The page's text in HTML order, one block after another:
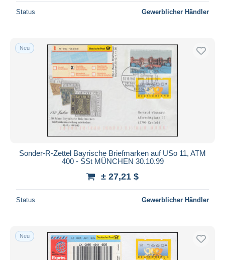
Status Gewerblicher Händler
Neu
Sonder-R-Zettel Bayrische Briefmarken auf USo 11, ATM
400 - SSt MÜNCHEN 30.10.99
± 27,21 $
Status Gewerblicher Händler
Neu